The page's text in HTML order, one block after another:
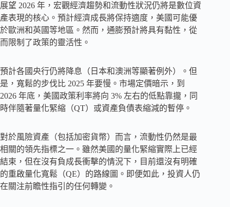
展望 2026 年，宏觀經濟趨勢和流動性狀況仍將是數位資
產表現的核心。預計經濟成長將保持適度，美國可能優
於歐洲和英國等地區。然而，通膨預計將具有黏性，從
而限制了政策的靈活性。
預計各國央行仍將降息（日本和澳洲等顯著例外）。但
是，寬鬆的步伐比 2025 年要慢。市場定價暗示，到
2026 年底，美國政策利率將向 3% 左右的低點靠攏，同
時伴隨著量化緊縮（QT）或資產負債表縮減的暫停。
對於風險資產（包括加密貨幣）而言，流動性仍然是最
相關的領先指標之一。雖然美國的量化緊縮實際上已經
結束，但在沒有負成長衝擊的情況下，目前還沒有明確
的重啟量化寬鬆（QE）的路線圖。即便如此，投資人仍
在關注前瞻性指引的任何轉變。